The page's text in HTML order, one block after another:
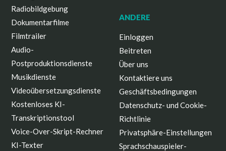
Radiobildgebung
Dokumentarfilme
Filmtrailer
Audio-
Postproduktionsdienste
Musikdienste
Videoübersetzungsdienste
Kostenloses KI-
Transkriptionstool
Voice-Over-Skript-Rechner
KI-Texter
ANDERE
Einloggen
Beitreten
Über uns
Kontaktiere uns
Geschäftsbedingungen
Datenschutz- und Cookie-
Richtlinie
Privatsphäre-Einstellungen
Sprachschauspieler-